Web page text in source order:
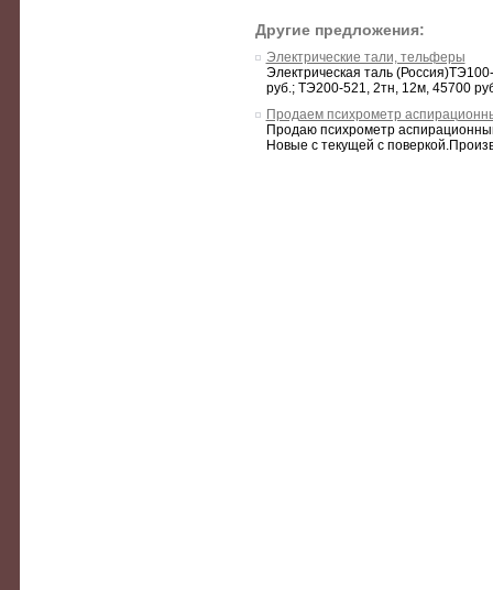
Другие предложения:
Электрические тали, тельферы
Электрическая таль
руб.; ТЭ200-521, 2тн, 12м, 45700
Продаем психрометр
Продаю психрометр
Новые с текущей с